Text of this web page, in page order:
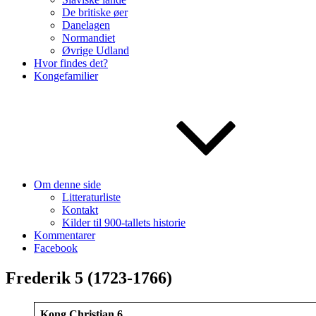
De britiske øer
Danelagen
Normandiet
Øvrige Udland
Hvor findes det?
Kongefamilier
Om denne side
Litteraturliste
Kontakt
Kilder til 900-tallets historie
Kommentarer
Facebook
Frederik 5 (1723-1766)